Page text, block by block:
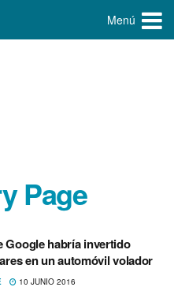
Menú
Page
Google habrí­a invertido
en un automóvil volador
10 JUNIO 2016